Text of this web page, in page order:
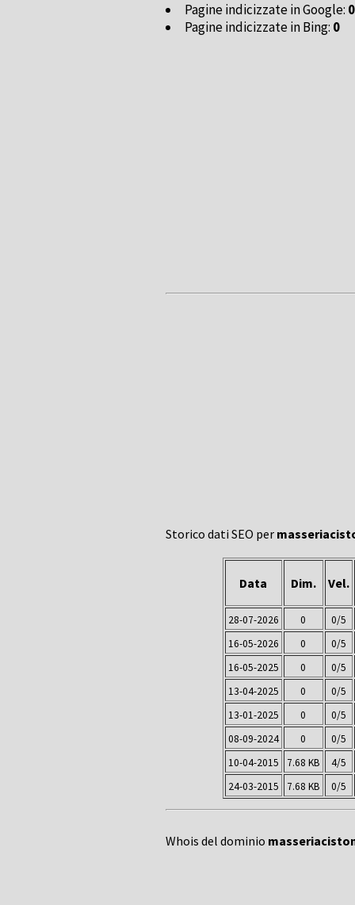
Pagine indicizzate in Google: 0
Pagine indicizzate in Bing: 0
Storico dati SEO per
Data Dim. Vel.
28-07-2026 0
0/5
16-05-2026
0
0/5
16-05-2025
0
0/5
13-04-2025
0
0/5
13-01-2025
0
0/5
08-09-2024
0
0/5
10-04-2015
7.68 KB
4/5
24-03-2015
7.68 KB 0/5
Whois del dominio